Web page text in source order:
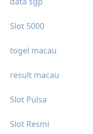
Slot 5000
togel macau
result macau
Slot Pulsa
Slot Resmi